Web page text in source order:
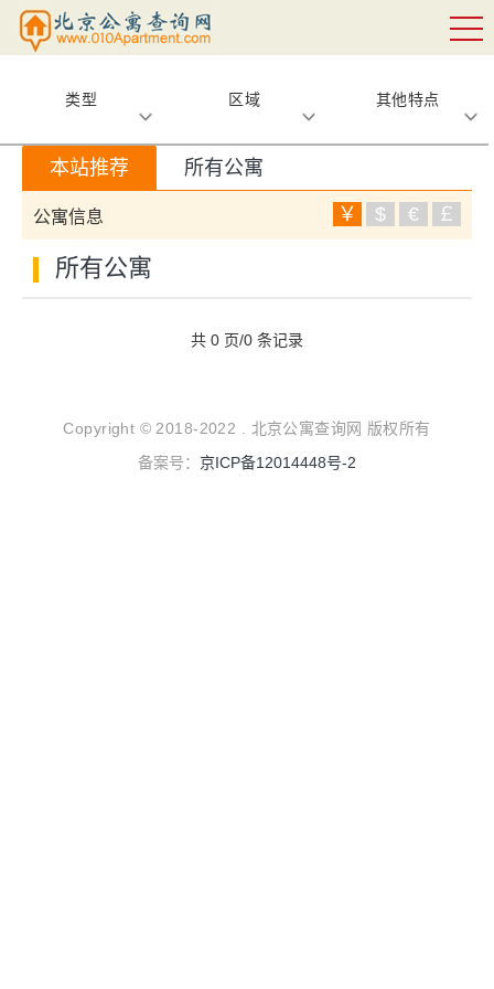
类型 区域 其他特点
本站推荐 所有公寓
公寓信息 ￥ $ € ￡
所有公寓
共 0 页/0 条记录
Copyright © 2018-2022 . 北京公寓查询网 版权所有
备案号： 京ICP备12014448号-2